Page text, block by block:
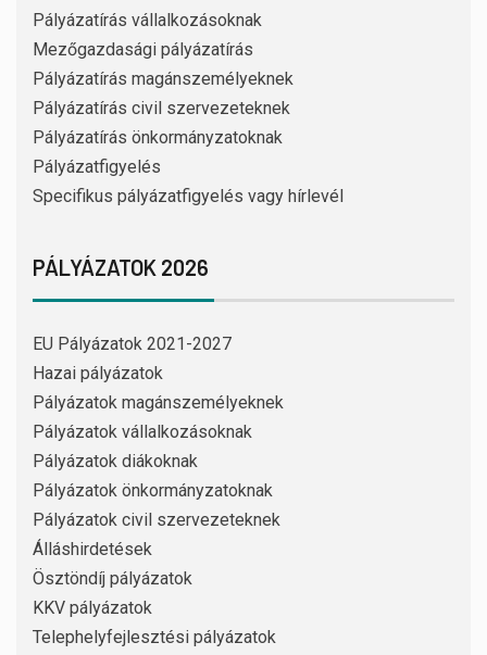
Pályázatírás vállalkozásoknak
Mezőgazdasági pályázatírás
Pályázatírás magánszemélyeknek
Pályázatírás civil szervezeteknek
Pályázatírás önkormányzatoknak
Pályázatfigyelés
Specifikus pályázatfigyelés vagy hírlevél
PÁLYÁZATOK 2026
EU Pályázatok 2021-2027
Hazai pályázatok
Pályázatok magánszemélyeknek
Pályázatok vállalkozásoknak
Pályázatok diákoknak
Pályázatok önkormányzatoknak
Pályázatok civil szervezeteknek
Álláshirdetések
Ösztöndíj pályázatok
KKV pályázatok
Telephelyfejlesztési pályázatok